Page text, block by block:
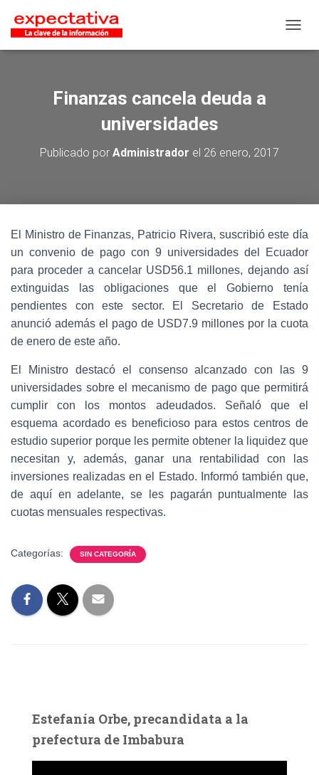
Finanzas cancela deuda a
universidades
Publicado por Administrador el 26 enero, 2017
El Ministro de Finanzas, Patricio Rivera, suscribió este día
un convenio de pago con 9 universidades del Ecuador
para proceder a cancelar USD56.1 millones, dejando así
extinguidas las obligaciones que el Gobierno tenía
pendientes con este sector. El Secretario de Estado
anunció además el pago de USD7.9 millones por la cuota
de enero de este año.
El Ministro destacó el consenso alcanzado con las 9
universidades sobre el mecanismo de pago que permitirá
cumplir con los montos adeudados. Señaló que el
esquema acordado es beneficioso para estos centros de
estudio superior porque les permite obtener la liquidez que
necesitan y, además, ganar una rentabilidad con las
inversiones realizadas en el Estado. Informó también que,
de aquí en adelante, se les pagarán puntualmente las
cuotas mensuales respectivas.
Categorías: SIN CATEGORÍA
Estefanía Orbe, precandidata a la
prefectura de Imbabura